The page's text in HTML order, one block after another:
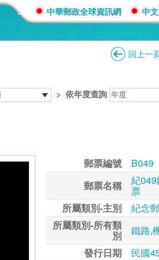
::: 中華郵政全球資訊網 中
回上一
> 依年度查詢
郵票編號
B049
郵票名稱
紀
票
所屬類別-主別
紀念
所屬類別-所有類
別
鐵路,
發行日期
民國